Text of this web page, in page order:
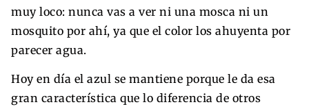
muy loco: nunca vas a ver ni una mosca ni un
mosquito por ahí, ya que el color los ahuyenta por
parecer agua.
Hoy en día el azul se mantiene porque le da esa
gran característica que lo diferencia de otros